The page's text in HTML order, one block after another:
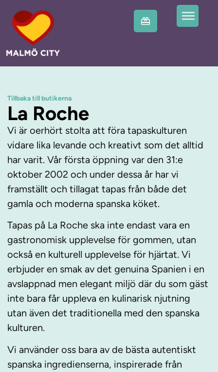
Tillbaka till butikerna
La Roche
Vi är oerhört stolta att föra tapaskulturen
vidare lika levande och kreativt som det alltid
har varit. Vår första öppning var den 31:e
oktober 2002 och under dessa år har vi
framställt och tillagat tapas från både det
gamla och moderna spanska köket.
Tapas på La Roche ska inte endast vara en
gastronomisk upplevelse för gommen, utan
också en kulturell upplevelse för hjärtat. Vi
erbjuder en smak av det genuina Spanien i en
avslappnad men elegant miljö där du som gäst
inte bara får uppleva en kulinarisk njutning
utan även det traditionella med den spanska
kulturen.
Vi använder oss bara av de bästa autentiskt
spanska ingredienserna, inspirerade från